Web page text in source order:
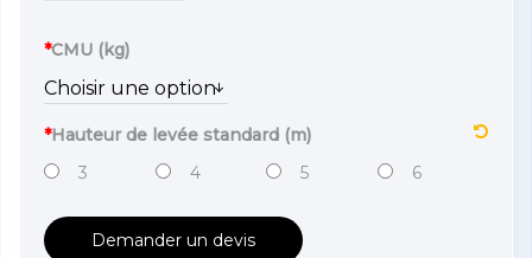
*CMU (kg)
*Hauteur de levée standard (m)
3
4 5 6
Demander un devis